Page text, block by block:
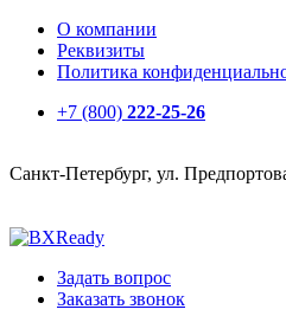
О компании
Реквизиты
Политика
+7 (800) 222-25-26
Санкт-Петербург, ул.
Задать вопрос
Заказать звонок